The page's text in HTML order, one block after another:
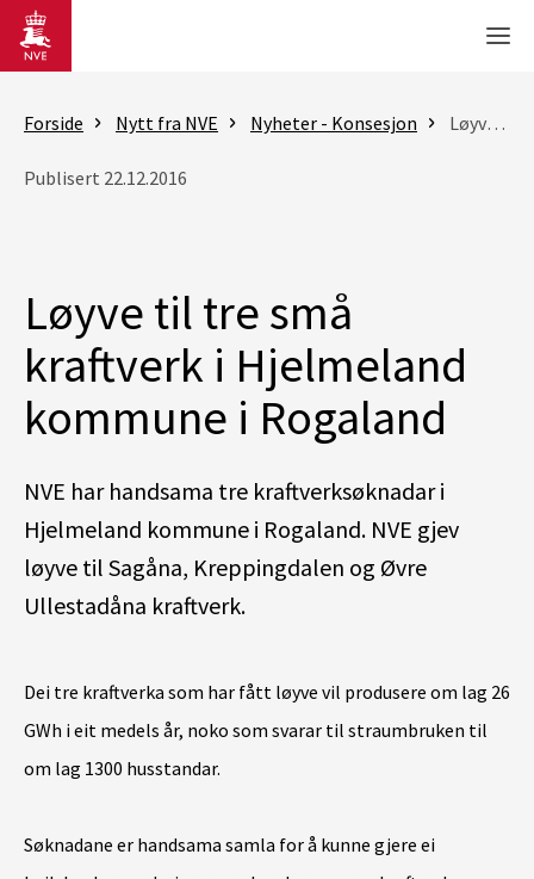
Gå til hovedinnhold
Forside Nytt fra NVE Nyheter - Konsesjon Løyve til tre små kraftverk i Hjelmeland kommune i Rogaland
Publisert 22.12.2016
Løyve til tre små
kraftverk i Hjelmeland
kommune i Rogaland
NVE har handsama tre kraftverksøknadar i
Hjelmeland kommune i Rogaland. NVE gjev
løyve til Sagåna, Kreppingdalen og Øvre
Ullestadåna kraftverk.
Dei tre kraftverka som har fått løyve vil produsere om lag 26
GWh i eit medels år, noko som svarar til straumbruken til
om lag 1300 husstandar.
Søknadane er handsama samla for å kunne gjere ei